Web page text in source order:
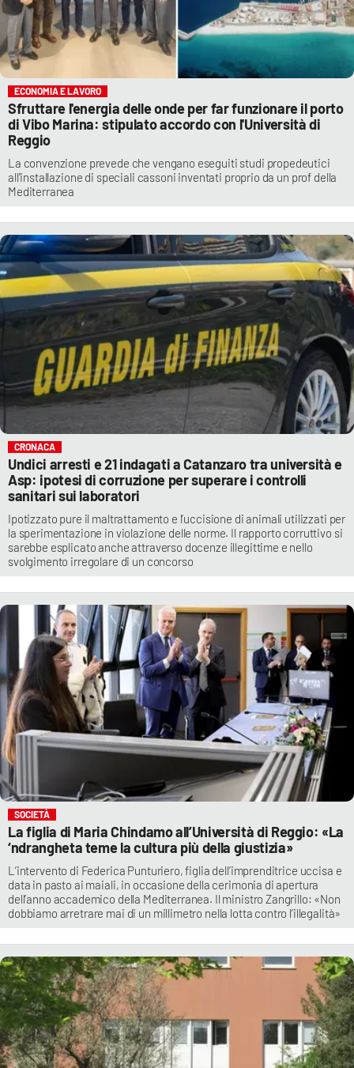
ECONOMIA E LAVORO
Sfruttare l'energia delle onde per far funzionare il porto
di Vibo Marina: stipulato accordo con l'Università di
Reggio
La convenzione prevede che vengano eseguiti studi propedeutici
all'installazione di speciali cassoni inventati proprio da un prof della
Mediterranea
CRONACA
Undici arresti e 21 indagati a Catanzaro tra università e
Asp: ipotesi di corruzione per superare i controlli
sanitari sui laboratori
Ipotizzato pure il maltrattamento e l’uccisione di animali utilizzati per
la sperimentazione in violazione delle norme. Il rapporto corruttivo si
sarebbe esplicato anche attraverso docenze illegittime e nello
svolgimento irregolare di un concorso
SOCIETÀ
La figlia di Maria Chindamo all’Università di Reggio: «La
‘ndrangheta teme la cultura più della giustizia»
L’intervento di Federica Punturiero, figlia dell’imprenditrice uccisa e
data in pasto ai maiali, in occasione della cerimonia di apertura
dell’anno accademico della Mediterranea. Il ministro Zangrillo: «Non
dobbiamo arretrare mai di un millimetro nella lotta contro l’illegalità»